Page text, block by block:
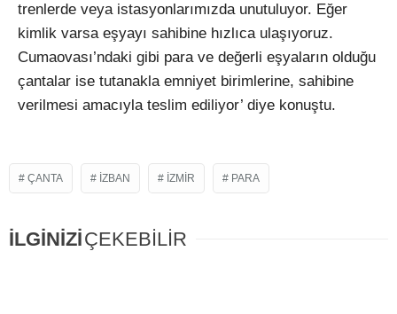
trenlerde veya istasyonlarımızda unutuluyor. Eğer
kimlik varsa eşyayı sahibine hızlıca ulaşıyoruz.
Cumaovası’ndaki gibi para ve değerli eşyaların olduğu
çantalar ise tutanakla emniyet birimlerine, sahibine
verilmesi amacıyla teslim ediliyor’ diye konuştu.
ÇANTA IZBAN IZMIR PARA
İLGİNİZİÇEKEBİLİR